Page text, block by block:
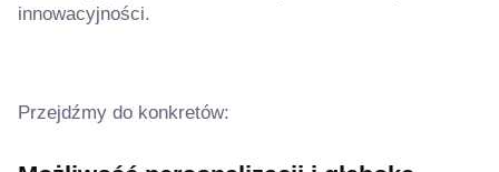
innowacyjności.
Przejdźmy do konkretów: